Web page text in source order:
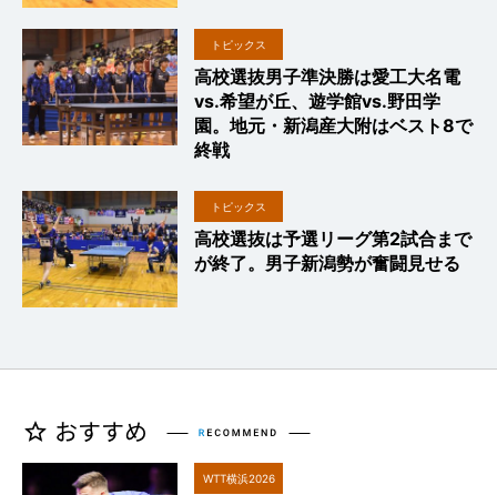
トピックス
高校選抜男子準決勝は愛工大名電
vs.希望が丘、遊学館vs.野田学
園。地元・新潟産大附はベスト8で
終戦
トピックス
高校選抜は予選リーグ第2試合まで
が終了。男子新潟勢が奮闘見せる
WTT横浜2026